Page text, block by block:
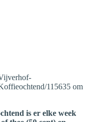
115635 om
is er elke week